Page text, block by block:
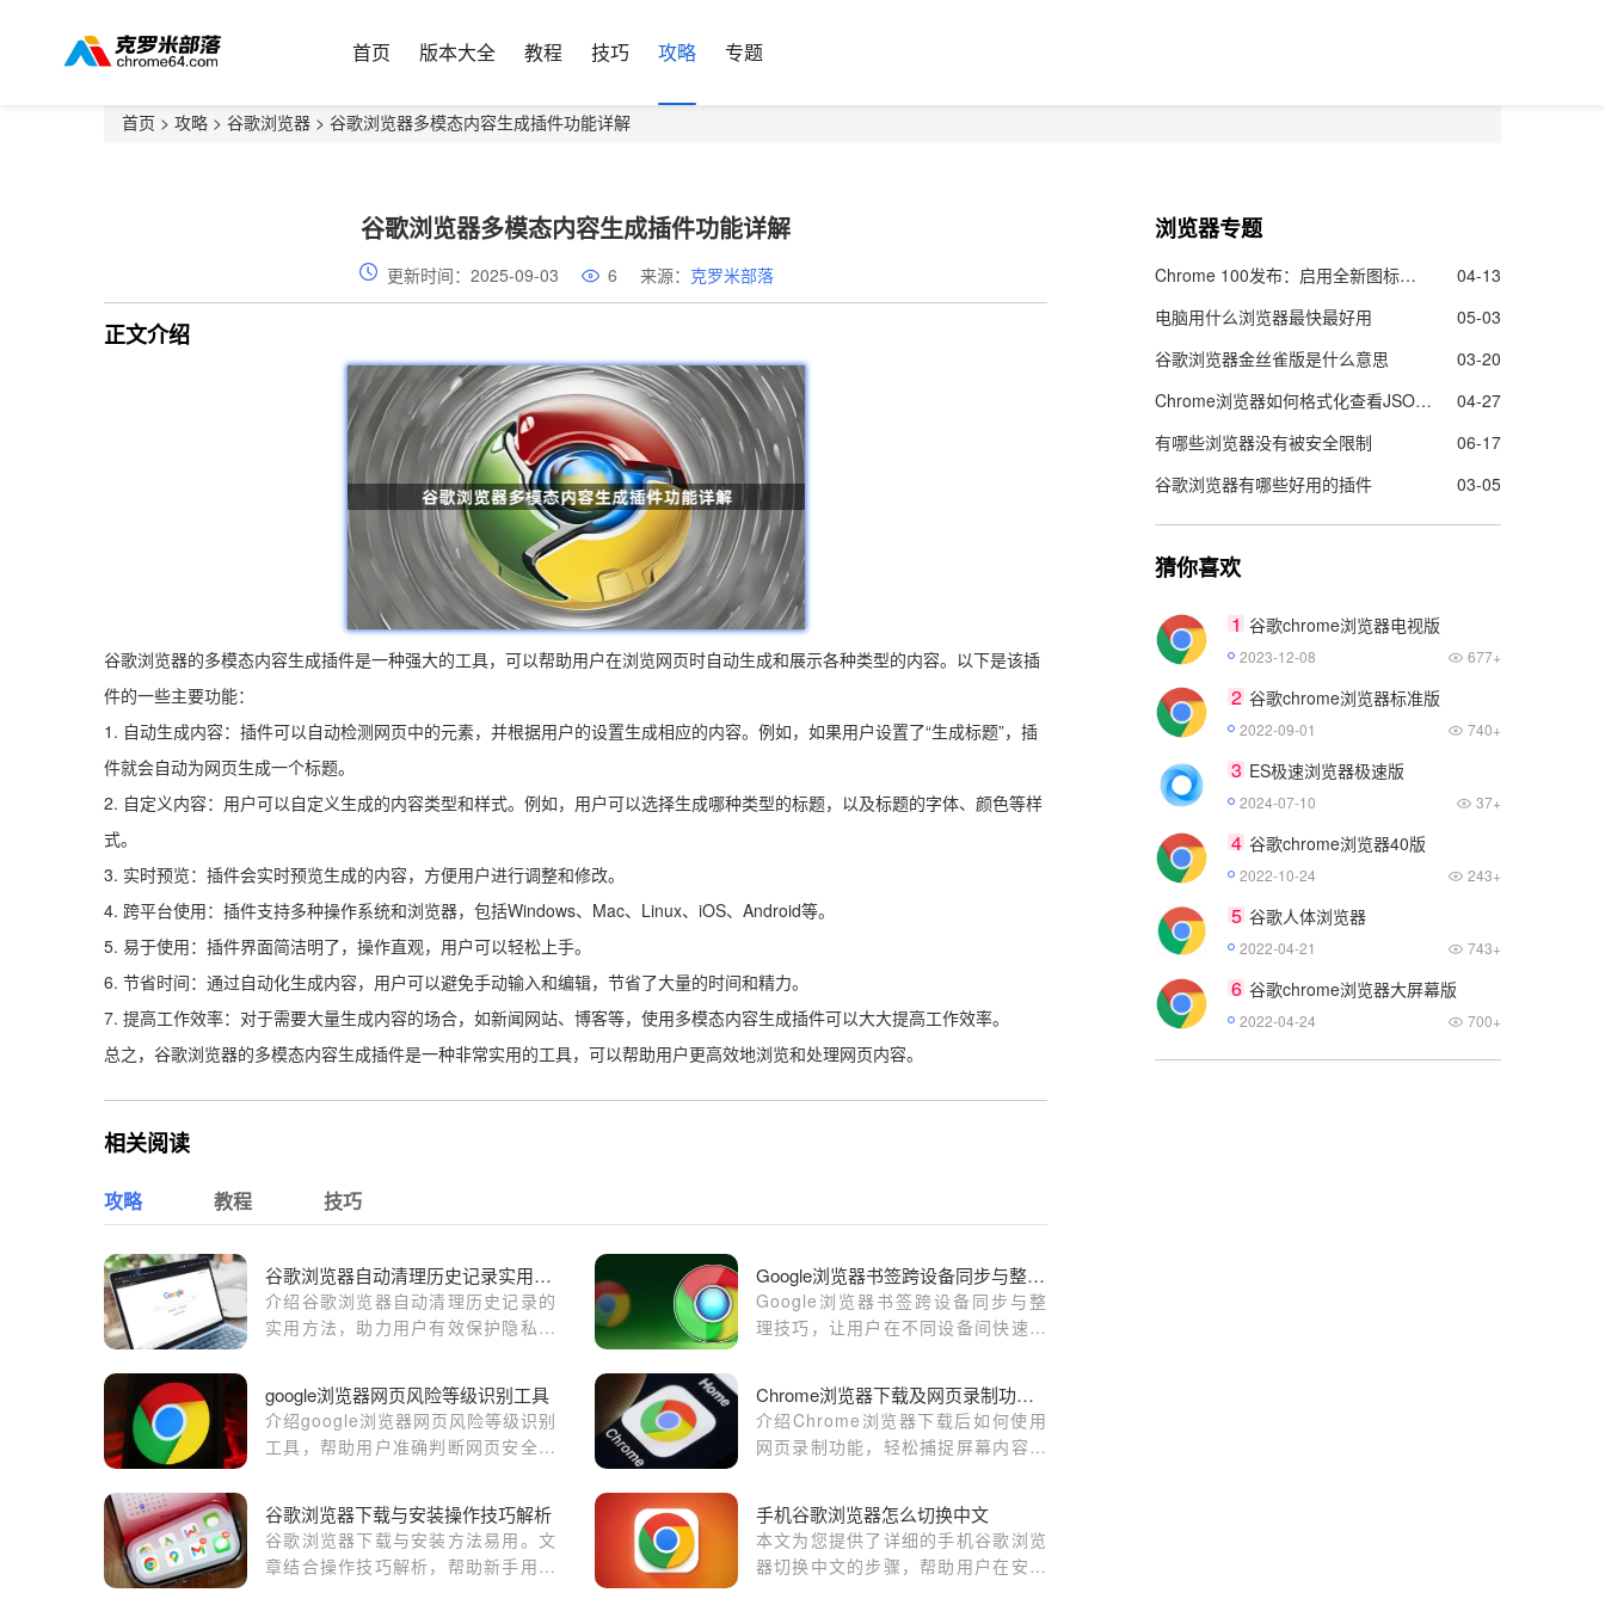
首页 版本大全 教程 技巧 攻略 专题
首页 > 攻略 > 谷歌浏览器 > 谷歌浏览器多模态内容生成插件功能详解
谷歌浏览器多模态内容生成插件功能详解
更新时间：2025-09-03 6 来源： 克罗米部落
正文介绍
谷歌浏览器的多模态内容生成插件是一种强大的工具，可以帮助用户在浏览网页时自动生成和展示各种类型的内容。以下是该插
件的一些主要功能：
1. 自动生成内容：插件可以自动检测网页中的元素，并根据用户的设置生成相应的内容。例如，如果用户设置了“生成标题”，插
件就会自动为网页生成一个标题。
2. 自定义内容：用户可以自定义生成的内容类型和样式。例如，用户可以选择生成哪种类型的标题，以及标题的字体、颜色等样
式。
3. 实时预览：插件会实时预览生成的内容，方便用户进行调整和修改。
4. 跨平台使用：插件支持多种操作系统和浏览器，包括Windows、Mac、Linux、iOS、Android等。
5. 易于使用：插件界面简洁明了，操作直观，用户可以轻松上手。
6. 节省时间：通过自动化生成内容，用户可以避免手动输入和编辑，节省了大量的时间和精力。
7. 提高工作效率：对于需要大量生成内容的场合，如新闻网站、博客等，使用多模态内容生成插件可以大大提高工作效率。
总之，谷歌浏览器的多模态内容生成插件是一种非常实用的工具，可以帮助用户更高效地浏览和处理网页内容。
相关阅读
攻略 教程 技巧
谷歌浏览器自动清理历史记录实用方法
介绍谷歌浏览器自动清理历史记录的
实用方法，助力用户有效保护隐私并
Google浏览器书签跨设备同步与整理操作技巧
Google浏览器书签跨设备同步与整
理技巧，让用户在不同设备间快速整
google浏览器网页风险等级识别工具
介绍google浏览器网页风险等级识别
工具，帮助用户准确判断网页安全风
Chrome浏览器下载及网页录制功能介绍
介绍Chrome浏览器下载后如何使用
网页录制功能，轻松捕捉屏幕内容，
谷歌浏览器下载与安装操作技巧解析
谷歌浏览器下载与安装方法易用。文
章结合操作技巧解析，帮助新手用户
手机谷歌浏览器怎么切换中文
本文为您提供了详细的手机谷歌浏览
器切换中文的步骤，帮助用户在安卓
浏览器专题
Chrome 100发布：启用全新图标，修复28个安全漏洞
04-13
电脑用什么浏览器最快最好用
05-03
谷歌浏览器金丝雀版是什么意思
03-20
Chrome浏览器如何格式化查看JSON数据
04-27
有哪些浏览器没有被安全限制
06-17
谷歌浏览器有哪些好用的插件
03-05
猜你喜欢
1 谷歌chrome浏览器电视版
2023-12-08 677+
2 谷歌chrome浏览器标准版
2022-09-01 740+
3 ES极速浏览器极速版
2024-07-10 37+
4 谷歌chrome浏览器40版
2022-10-24 243+
5 谷歌人体浏览器
2022-04-21 743+
6 谷歌chrome浏览器大屏幕版
2022-04-24 700+